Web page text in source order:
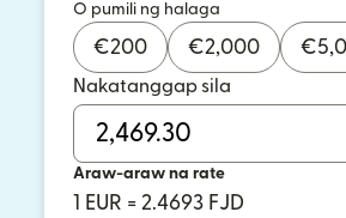
O pumili ng halaga
€200 €2,000 €
Nakatanggap sila
Araw-araw na rate
1 EUR = 2.4693 FJD